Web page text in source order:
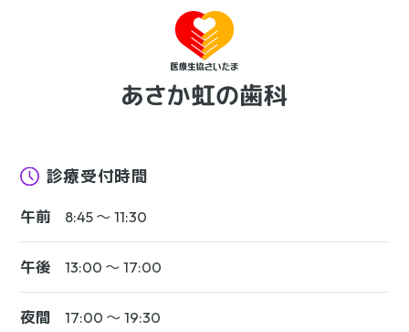
診療受付時間
午前 8:45 〜 11:30
午後 13:00 〜 17:00
夜間 17:00 〜 19:30